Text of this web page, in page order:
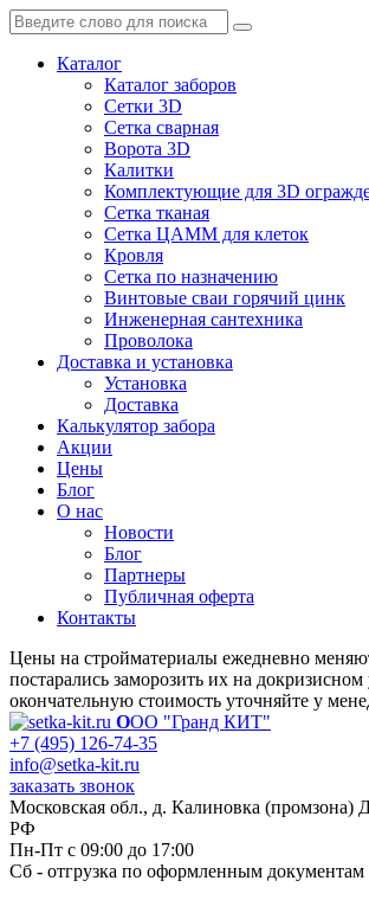
Каталог
Каталог заборов
Сетки 3D
Сетка сварная
Ворота 3D
Калитки
Комплектующие для 3D
Сетка тканая
Сетка ЦАММ для клеток
Кровля
Сетка по назначению
Винтовые сваи горячий цинк
Инженерная сантехника
Проволока
Доставка и установка
Установка
Доставка
Калькулятор забора
Акции
Цены
Блог
О нас
Новости
Блог
Партнеры
Публичная оферта
Контакты
Цены на стройматериалы ежедневно
постарались заморозить их на
окончательную стоимость уточняйте у
ООО "Гранд КИТ"
+7 (495) 126-74-35
info@setka-kit.ru
заказать звонок
Московская обл., д. Калиновка (промзона)
РФ
Пн-Пт с 09:00 до 17:00
Сб - отгрузка по оформленным документам